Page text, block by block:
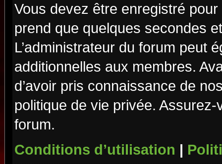
Vous devez être enregistré
prend que quelques secondes
L’administrateur du forum peut
additionnelles aux membres.
d’avoir pris connaissance de
politique de vie privée.
forum.
Conditions d’utilisation |